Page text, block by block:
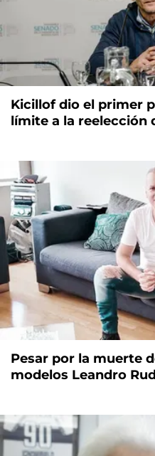
Kicillof dio el primer
límite a la reelección
Pesar por la muerte
modelos Leandro